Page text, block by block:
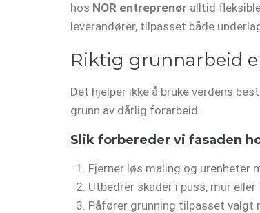
hos NOR entreprenør alltid
leverandører, tilpasset både
Riktig grunnarbeid
Det hjelper ikke å bruke verdens
grunn av dårlig forarbeid.
Slik forbereder vi fasaden
Fjerner løs maling og urenheter
Utbedrer skader i puss, mur eller
Påfører grunning tilpasset valgt